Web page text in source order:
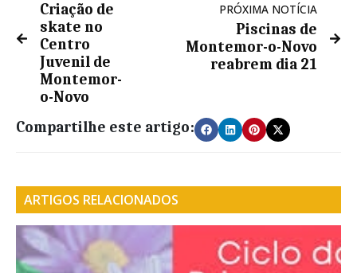
Criação de
skate no
Centro
Juvenil de
Montemor-
o-Novo
PRÓXIMA NOTÍCIA
Piscinas de
Montemor-o-Novo
reabrem dia 21
Compartilhe este artigo:
ARTIGOS RELACIONADOS